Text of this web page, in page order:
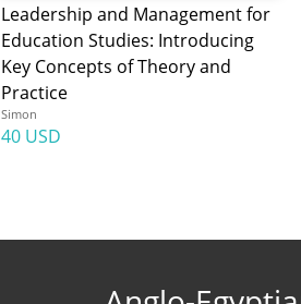
Leadership and Management for
Education Studies: Introducing
Key Concepts of Theory and
Practice
Simon
40 USD